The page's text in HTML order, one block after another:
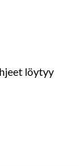
löytyy